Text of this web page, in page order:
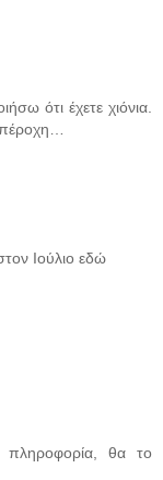
ότι έχετε χιόνια.
Ιούλιο εδώ
θα το